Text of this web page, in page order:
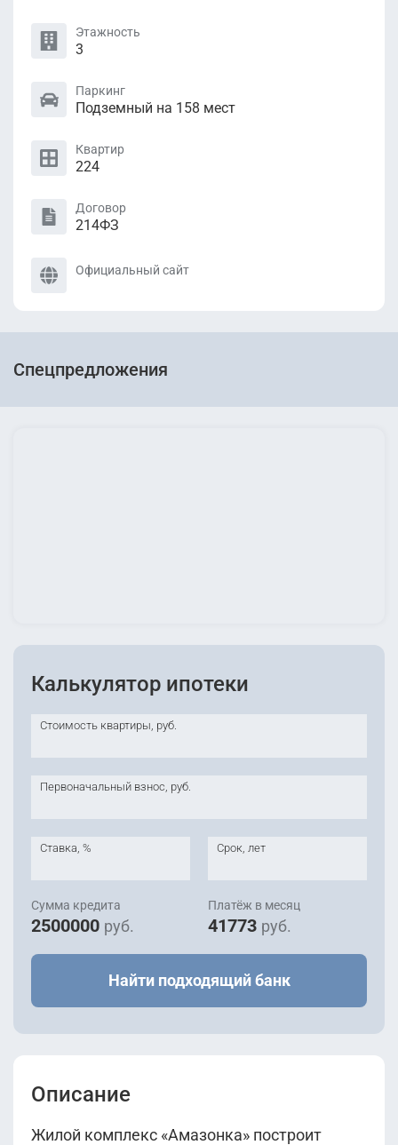
Этажность
3
Паркинг
Подземный на 158 мест
Квартир
224
Договор
214ФЗ
Официальный сайт
Спецпредложения
Калькулятор ипотеки
Стоимость квартиры, руб.
Первоначальный взнос, руб.
Ставка, % Срок, лет
Сумма кредита
2500000 руб.
Платёж в месяц
41773 руб.
Найти подходящий банк
Описание
Жилой комплекс «Амазонка» построит